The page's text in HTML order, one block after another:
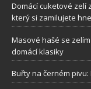
Domácí cuketové zelí
který si zamilujete
Masové hašé se
domácí klasiky
Buřty na černém